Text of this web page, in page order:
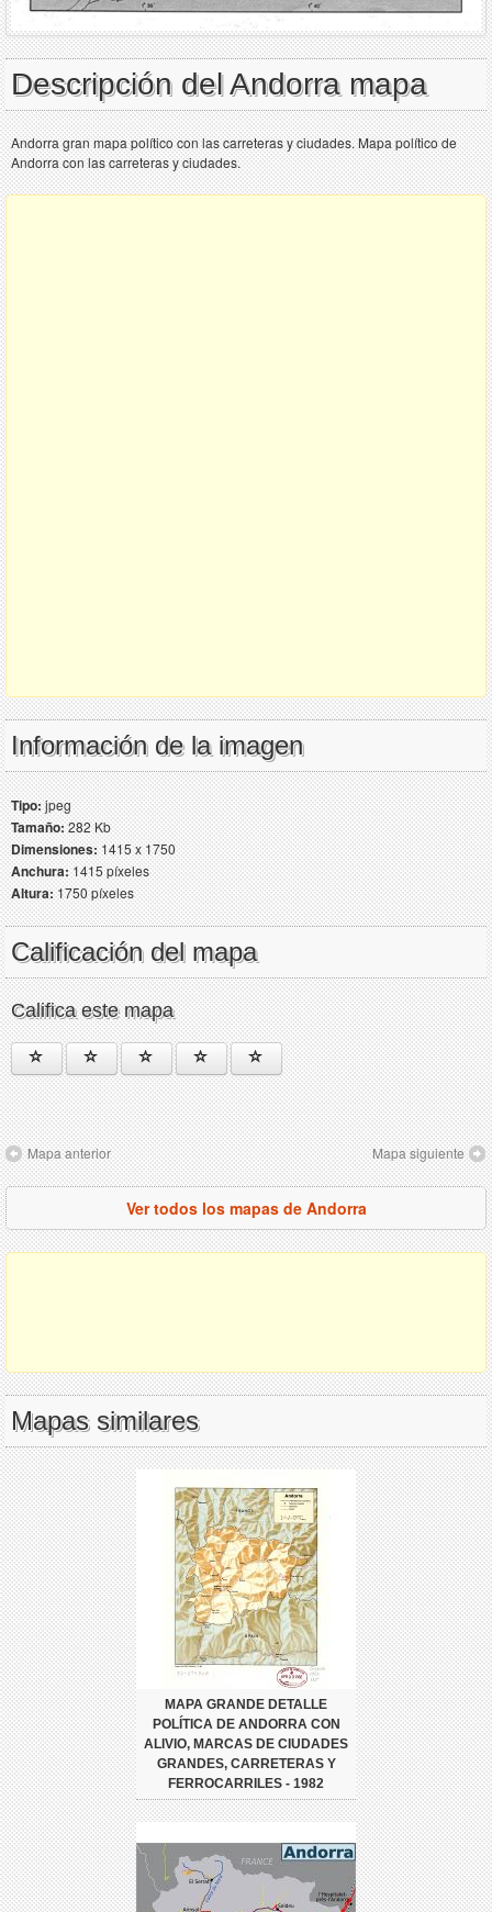
Descripción del Andorra mapa
Andorra gran mapa político con las carreteras y ciudades. Mapa político de
Andorra con las carreteras y ciudades.
Información de la imagen
Tipo:jpeg
Tamaño:282 Kb
Dimensiones:1415 x 1750
Anchura:1415 píxeles
Altura:1750 píxeles
Calificación del mapa
Califica este mapa
Mapa anterior Mapa siguiente
Ver todos los mapas de Andorra
Mapas similares
MAPA GRANDE DETALLE
POLÍTICA DE ANDORRA CON
ALIVIO, MARCAS DE CIUDADES
GRANDES, CARRETERAS Y
FERROCARRILES - 1982